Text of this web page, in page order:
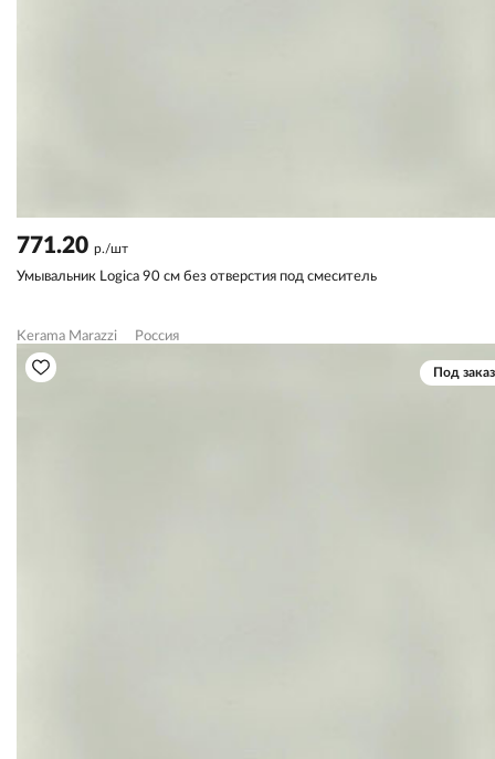
771.20 р./шт
Умывальник Logica 90 см без отверстия под смеситель
Kerama Marazzi Россия
Под заказ